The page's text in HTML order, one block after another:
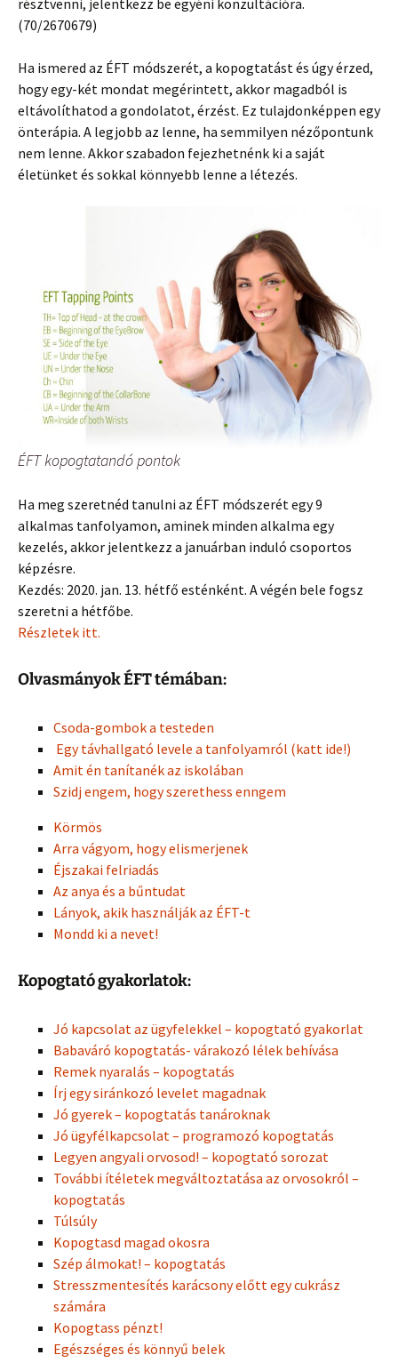
(70/2670679)
Ha ismered az ÉFT módszerét, a kopogtatást és úgy érzed,
hogy egy-két mondat megérintett, akkor magadból is
eltávolíthatod a gondolatot, érzést. Ez tulajdonképpen egy
önterápia. A legjobb az lenne, ha semmilyen nézőpontunk
nem lenne. Akkor szabadon fejezhetnénk ki a saját
életünket és sokkal könnyebb lenne a létezés.
ÉFT kopogtatandó pontok
Ha meg szeretnéd tanulni az ÉFT módszerét egy 9
alkalmas tanfolyamon, aminek minden alkalma egy
kezelés, akkor jelentkezz a januárban induló csoportos
képzésre.
Kezdés: 2020. jan. 13. hétfő esténként. A végén bele fogsz
szeretni a hétfőbe.
Részletek itt.
Olvasmányok ÉFT témában:
Csoda-gombok a testeden
Egy távhallgató levele a tanfolyamról (katt ide!)
Amit én tanítanék az iskolában
Szidj engem, hogy szerethess enngem
Körmös
Arra vágyom, hogy elismerjenek
Éjszakai felriadás
Az anya és a bűntudat
Lányok, akik használják az ÉFT-t
Mondd ki a nevet!
Kopogtató gyakorlatok:
Jó kapcsolat az ügyfelekkel – kopogtató gyakorlat
Babaváró kopogtatás- várakozó lélek behívása
Remek nyaralás – kopogtatás
Írj egy siránkozó levelet magadnak
Jó gyerek – kopogtatás tanároknak
Jó ügyfélkapcsolat – programozó kopogtatás
Legyen angyali orvosod! – kopogtató sorozat
További ítéletek megváltoztatása az orvosokról –
kopogtatás
Túlsúly
Kopogtasd magad okosra
Szép álmokat! – kopogtatás
Stresszmentesítés karácsony előtt egy cukrász
számára
Kopogtass pénzt!
Egészséges és könnyű belek